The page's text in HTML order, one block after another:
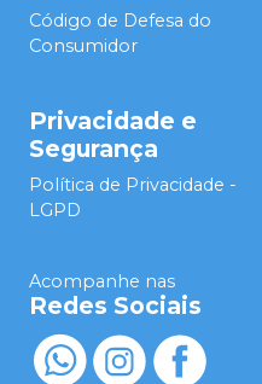
Código de Defesa do
Consumidor
Privacidade e
Segurança
Política de Privacidade -
LGPD
Acompanhe nas
Redes Sociais